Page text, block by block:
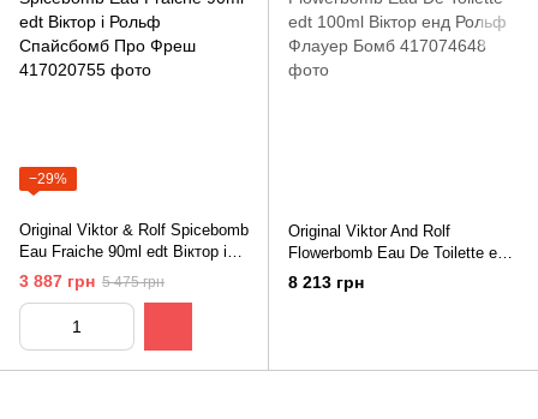
−29%
Original Viktor & Rolf Spicebomb
Eau Fraiche 90ml edt Віктор і
Рольф Спайсбомб Про Фреш
3 887 грн 5 475 грн
Original Viktor And Rolf
Flowerbomb Eau De Toilette edt
100ml Віктор енд Рольф
Флауер Бомб
8 213 грн